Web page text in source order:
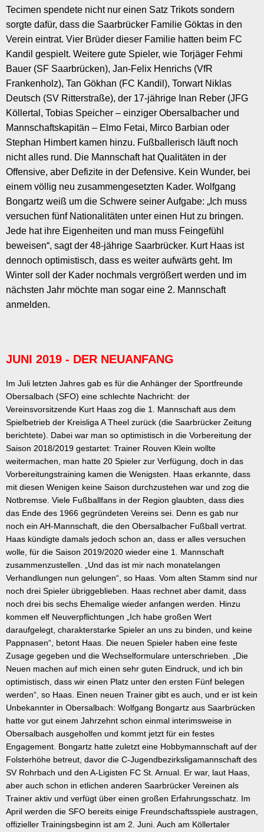
Tecimen spendete nicht nur einen Satz Trikots sondern
sorgte dafür, dass die Saarbrücker Familie Göktas in den
Verein eintrat. Vier Brüder dieser Familie hatten beim FC
Kandil gespielt. Weitere gute Spieler, wie Torjäger Fehmi
Bauer (SF Saarbrücken), Jan-Felix Henrichs (VfR
Frankenholz), Tan Gökhan (FC Kandil), Torwart Niklas
Deutsch (SV Ritterstraße), der 17-jährige Inan Reber (JFG
Köllertal, Tobias Speicher – einziger Obersalbacher und
Mannschaftskapitän – Elmo Fetai, Mirco Barbian oder
Stephan Himbert kamen hinzu. Fußballerisch läuft noch
nicht alles rund. Die Mannschaft hat Qualitäten in der
Offensive, aber Defizite in der Defensive. Kein Wunder, bei
einem völlig neu zusammengesetzten Kader. Wolfgang
Bongartz weiß um die Schwere seiner Aufgabe: „Ich muss
versuchen fünf Nationalitäten unter einen Hut zu bringen.
Jede hat ihre Eigenheiten und man muss Feingefühl
beweisen“, sagt der 48-jährige Saarbrücker. Kurt Haas ist
dennoch optimistisch, dass es weiter aufwärts geht. Im
Winter soll der Kader nochmals vergrößert werden und im
nächsten Jahr möchte man sogar eine 2. Mannschaft
anmelden.
JUNI 2019 - DER NEUANFANG
Im Juli letzten Jahres gab es für die Anhänger der Sportfreunde
Obersalbach (SFO) eine schlechte Nachricht: der
Vereinsvorsitzende Kurt Haas zog die 1. Mannschaft aus dem
Spielbetrieb der Kreisliga A Theel zurück (die Saarbrücker Zeitung
berichtete). Dabei war man so optimistisch in die Vorbereitung der
Saison 2018/2019 gestartet: Trainer Rouven Klein wollte
weitermachen, man hatte 20 Spieler zur Verfügung, doch in das
Vorbereitungstraining kamen die Wenigsten. Haas erkannte, dass
mit diesen Wenigen keine Saison durchzustehen war und zog die
Notbremse. Viele Fußballfans in der Region glaubten, dass dies
das Ende des 1966 gegründeten Vereins sei. Denn es gab nur
noch ein AH-Mannschaft, die den Obersalbacher Fußball vertrat.
Haas kündigte damals jedoch schon an, dass er alles versuchen
wolle, für die Saison 2019/2020 wieder eine 1. Mannschaft
zusammenzustellen. „Und das ist mir nach monatelangen
Verhandlungen nun gelungen“, so Haas. Vom alten Stamm sind nur
noch drei Spieler übriggeblieben. Haas rechnet aber damit, dass
noch drei bis sechs Ehemalige wieder anfangen werden. Hinzu
kommen elf Neuverpflichtungen „Ich habe großen Wert
daraufgelegt, charakterstarke Spieler an uns zu binden, und keine
Pappnasen“, betont Haas. Die neuen Spieler haben eine feste
Zusage gegeben und die Wechselformulare unterschrieben. „Die
Neuen machen auf mich einen sehr guten Eindruck, und ich bin
optimistisch, dass wir einen Platz unter den ersten Fünf belegen
werden“, so Haas. Einen neuen Trainer gibt es auch, und er ist kein
Unbekannter in Obersalbach: Wolfgang Bongartz aus Saarbrücken
hatte vor gut einem Jahrzehnt schon einmal interimsweise in
Obersalbach ausgeholfen und kommt jetzt für ein festes
Engagement. Bongartz hatte zuletzt eine Hobbymannschaft auf der
Folsterhöhe betreut, davor die C-Jugendbezirksligamannschaft des
SV Rohrbach und den A-Ligisten FC St. Arnual. Er war, laut Haas,
aber auch schon in etlichen anderen Saarbrücker Vereinen als
Trainer aktiv und verfügt über einen großen Erfahrungsschatz. Im
April werden die SFO bereits einige Freundschaftsspiele austragen,
offizieller Trainingsbeginn ist am 2. Juni. Auch am Köllertaler